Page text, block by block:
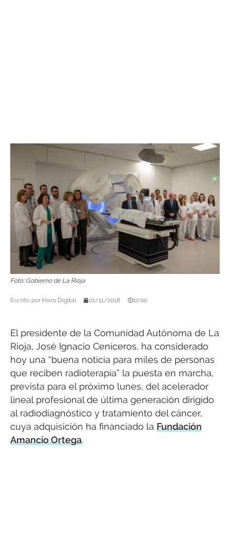
Foto: Gobierno de La Rioja
Escrito por Haro Digital 01/11/2018 10:00
El presidente de la Comunidad Autónoma de La
Rioja, José Ignacio Ceniceros, ha considerado
hoy una “buena noticia para miles de personas
que reciben radioterapia” la puesta en marcha,
prevista para el próximo lunes, del acelerador
lineal profesional de última generación dirigido
al radiodiagnóstico y tratamiento del cáncer,
cuya adquisición ha financiado la Fundación
Amancio Ortega.